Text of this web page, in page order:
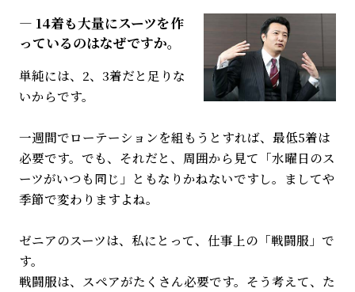
14着も大量にスーツを作
っているのはなぜですか。
単純には、2、3着だと足りな
いからです。
一週間でローテーションを組もうとすれば、最低5着は
必要です。でも、それだと、周囲から見て「水曜日のス
ーツがいつも同じ」ともなりかねないですし。ましてや
季節で変わりますよね。
ゼニアのスーツは、私にとって、仕事上の「戦闘服」で
す。
戦闘服は、スペアがたくさん必要です。そう考えて、た